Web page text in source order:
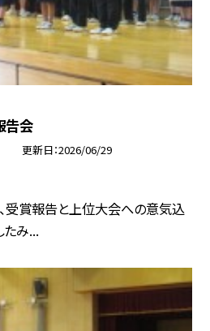
告会
更新日 2026/06/29
受賞報告と上位大会への意気込
たみ...